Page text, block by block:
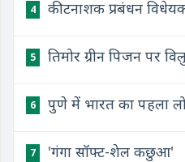
4 कीटनाशक प्रबंधन
5 तिमोर ग्रीन पिजन पर
6 पुणे में भारत का पहला
7 'गंगा सॉफ्ट-शेल कछुआ'